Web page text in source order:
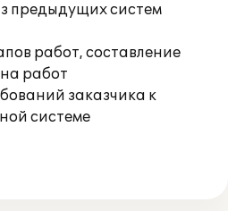
предыдущих систем
работ, составление
работ
заказчика к
системе